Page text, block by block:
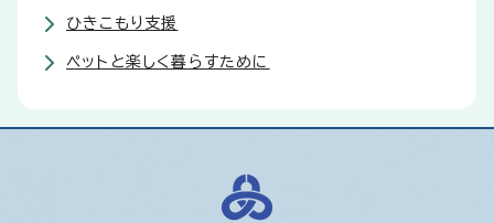
ひきこもり支援
ペットと楽しく暮らすために